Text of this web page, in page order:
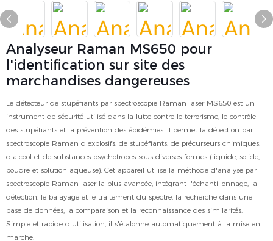
Analyseur Raman MS650 pour
l'identification sur site des
marchandises dangereuses
Le détecteur de stupéfiants par spectroscopie Raman laser MS650 est un
instrument de sécurité utilisé dans la lutte contre le terrorisme, le contrôle
des stupéfiants et la prévention des épidémies. Il permet la détection par
spectroscopie Raman d'explosifs, de stupéfiants, de précurseurs chimiques,
d'alcool et de substances psychotropes sous diverses formes (liquide, solide,
poudre et solution aqueuse). Cet appareil utilise la méthode d'analyse par
spectroscopie Raman laser la plus avancée, intégrant l'échantillonnage, la
détection, le balayage et le traitement du spectre, la recherche dans une
base de données, la comparaison et la reconnaissance des similarités.
Simple et rapide d'utilisation, il s'étalonne automatiquement à la mise en
marche.